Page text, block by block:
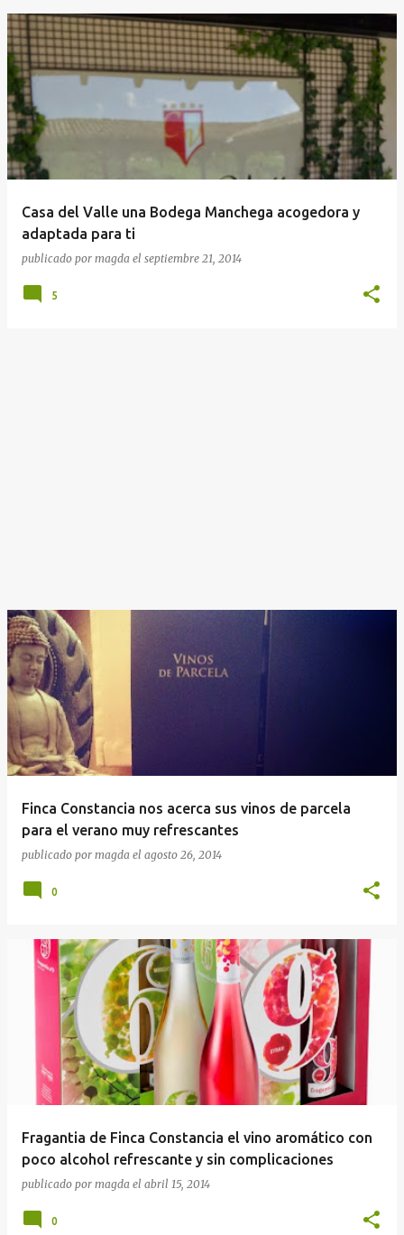
Casa del Valle una Bodega Manchega acogedora y
adaptada para ti
publicado por magda el septiembre 21, 2014
5
Finca Constancia nos acerca sus vinos de parcela
para el verano muy refrescantes
publicado por magda el agosto 26, 2014
0
Fragantia de Finca Constancia el vino aromático con
poco alcohol refrescante y sin complicaciones
publicado por magda el abril 15, 2014
0